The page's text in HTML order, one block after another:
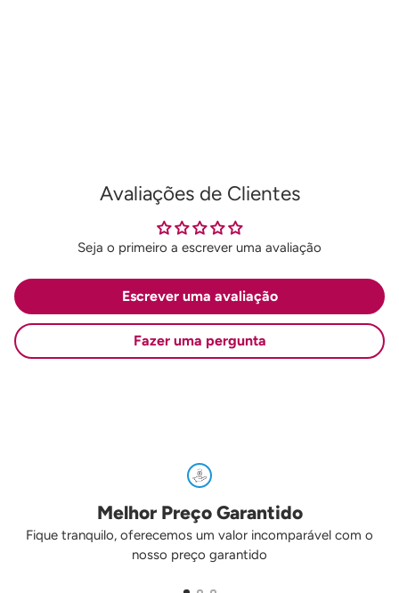
Avaliações de Clientes
Seja o primeiro a escrever uma avaliação
Escrever uma avaliação
Fazer uma pergunta
Melhor Preço Garantido
Fique tranquilo, oferecemos um valor incomparável com o
nosso preço garantido